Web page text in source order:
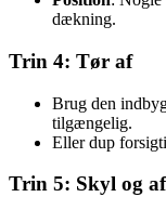
dækning.
Trin 4: Tør af
Brug den
tilgængelig.
Eller dup
Trin 5: Skyl og